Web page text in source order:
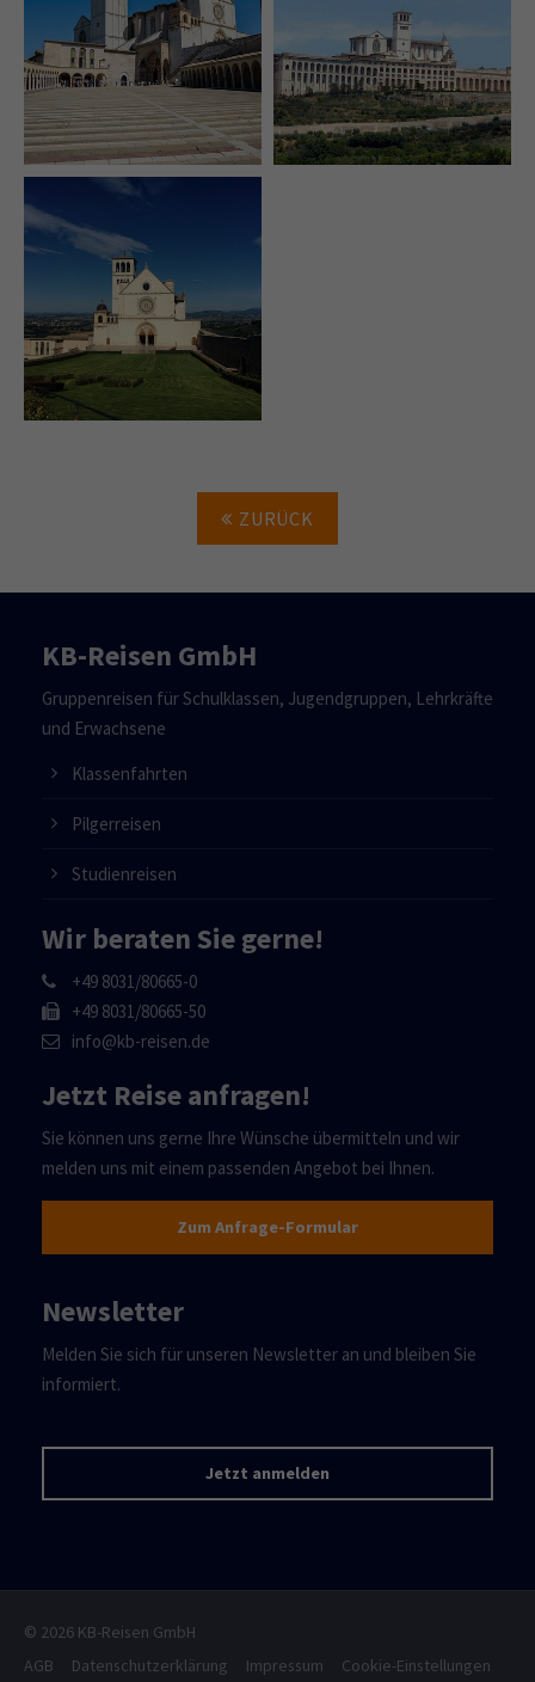
ZURÜCK
KB-Reisen GmbH
Gruppenreisen für Schulklassen, Jugendgruppen, Lehrkräfte
und Erwachsene
Klassenfahrten
Pilgerreisen
Studienreisen
Wir beraten Sie gerne!
+49 8031/80665-0
+49 8031/80665-50
info@kb-reisen.de
Jetzt Reise anfragen!
Sie können uns gerne Ihre Wünsche übermitteln und wir
melden uns mit einem passenden Angebot bei Ihnen.
Zum Anfrage-Formular
Newsletter
Melden Sie sich für unseren Newsletter an und bleiben Sie
informiert.
Jetzt anmelden
© 2026 KB-Reisen GmbH
AGB
Datenschutzerklärung Impressum Cookie-Einstellungen